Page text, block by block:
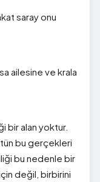
saray onu
ailesine ve krala
bir alan yoktur.
bu gerçekleri
bu nedenle bir
değil, birbirini